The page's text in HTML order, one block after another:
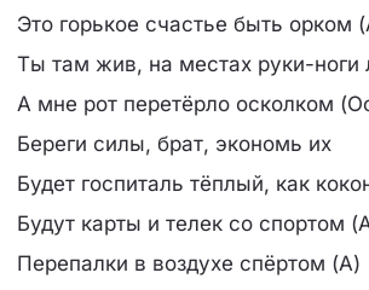
Это горькое счастье быть орком
Ты там жив, на местах руки-ноги
А мне рот перетёрло осколком
Береги силы, брат, экономь их
Будет госпиталь тёплый, как
Будут карты и телек со спортом
Перепалки в воздухе спёртом (А)